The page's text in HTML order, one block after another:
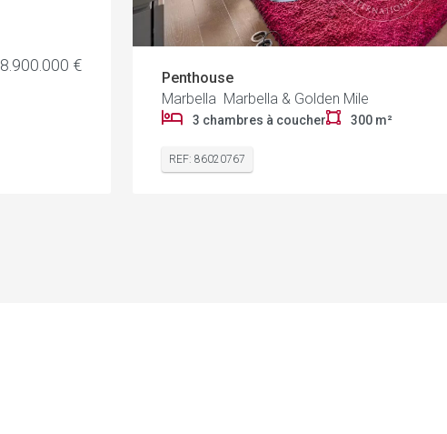
8.900.000 €
Penthouse
Marbella Marbella & Golden Mile
3 chambres à coucher 300 m²
REF: 86020767